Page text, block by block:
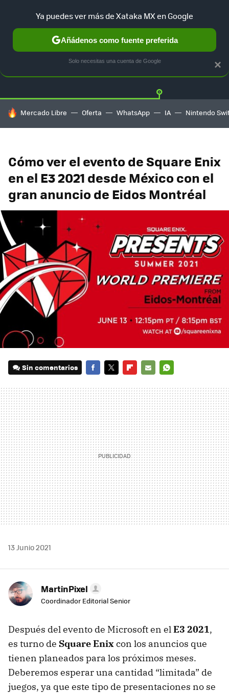
Twitter
HOY SE HABLA DE
Mercado Libre Oferta WhatsApp IA Nintendo
Cómo ver el evento de Square Enix
en el E3 2021 desde México con el
gran anuncio de Eidos Montréal
Sin comentarios
MAIL
13 Junio 2021
MartinPixel
Coordinador Editorial Senior
Después del evento de Microsoft en elE3 2021,
es turno de Square Enixcon los anuncios que
tienen planeados para los próximos meses.
Deberemos esperar una cantidad “limitada” de
juegos, ya que este tipo de presentaciones no se
×
Ya puedes ver más de Xataka MX en Google
Añádenos como fuente preferida
Solo necesitas una cuenta de Google